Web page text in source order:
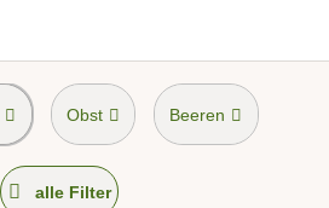
Obst Beeren
alle Filter